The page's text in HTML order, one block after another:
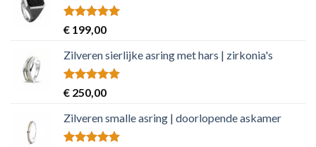
Rated5.00
out of 5
€ 199,00
Zilveren sierlijke asring met hars | zirkonia's
Rated5.00
out of 5
€ 250,00
Zilveren smalle asring | doorlopende askamer